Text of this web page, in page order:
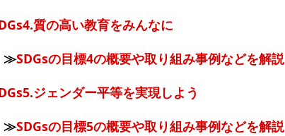
質の高い教育をみんなに
≫SDGsの目標4の概要や取り組み事例などを解説
ジェンダー平等を実現しよう
≫SDGsの目標5の概要や取り組み事例などを解説